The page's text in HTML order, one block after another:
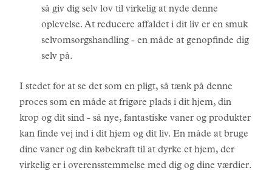
så giv dig selv lov til virkelig at nyde denne
oplevelse. At reducere affaldet i dit liv er en smuk
selvomsorgshandling - en måde at genopfinde dig
selv på.
I stedet for at se det som en pligt, så tænk på denne
proces som en måde at frigøre plads i dit hjem, din
krop og dit sind - så nye, fantastiske vaner og produkter
kan finde vej ind i dit hjem og dit liv. En måde at bruge
dine vaner og din købekraft til at dyrke et hjem, der
virkelig er i overensstemmelse med dig og dine værdier.